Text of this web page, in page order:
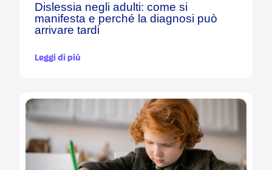
Dislessia negli adulti: come si
manifesta e perché la diagnosi può
arrivare tardi
Leggi di più